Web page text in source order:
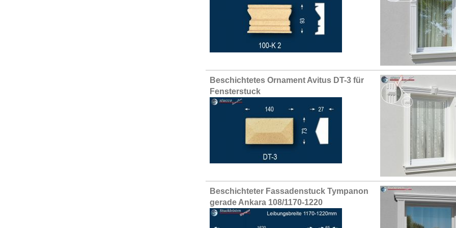
Beschichtetes Ornament Avitus DT-3 für
Fensterstuck
Beschichteter Fassadenstuck Tympanon
gerade Ankara 108/1170-1220